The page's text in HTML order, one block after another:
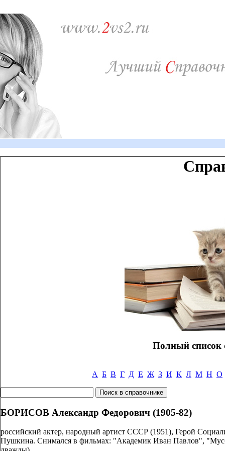
Полный список
А Б В Г Д Е Ж З И К Л М Н О
БОРИСОВ Александр Федорович (1905-82)
российский актер, народный артист СССР (1951), Герой
Пушкина. Снимался в фильмах: "Академик Иван Павлов",